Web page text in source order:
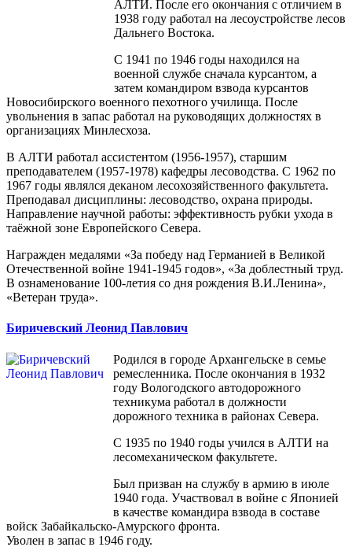
АЛТИ. После его окончания с отличием в
1938 году работал на лесоустройстве лесов
Дальнего Востока.
С 1941 по 1946 годы находился на
военной службе сначала курсантом, а
затем командиром взвода курсантов
Новосибирского военного пехотного училища. После
увольнения в запас работал на руководящих должностях в
организациях Минлесхоза.
В АЛТИ работал ассистентом (1956-1957), старшим
преподавателем (1957-1978) кафедры лесоводства. С 1962 по
1967 годы являлся деканом лесохозяйственного факультета.
Преподавал дисциплины: лесоводство, охрана природы.
Направление научной работы: эффективность рубки ухода в
таёжной зоне Европейского Севера.
Награжден медалями «За победу над Германией в Великой
Отечественной войне 1941-1945 годов», «За доблестный труд.
В ознаменование 100-летия со дня рождения В.И.Ленина»,
«Ветеран труда».
Биричевский Леонид Павлович
Родился в городе Архангельске в семье
ремесленника. После окончания в 1932
году Вологодского автодорожного
техникума работал в должности
дорожного техника в районах Севера.
С 1935 по 1940 годы учился в АЛТИ на
лесомеханическом факультете.
Был призван на службу в армию в июле
1940 года. Участвовал в войне с Японией
в качестве командира взвода в составе
войск Забайкальско-Амурского фронта.
Уволен в запас в 1946 году.